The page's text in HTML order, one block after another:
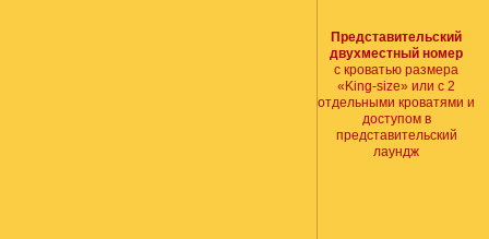
Представительский
двухместный номер
с кроватью размера
«King-size» или с 2
отдельными кроватями и
доступом в
представительский
лаундж